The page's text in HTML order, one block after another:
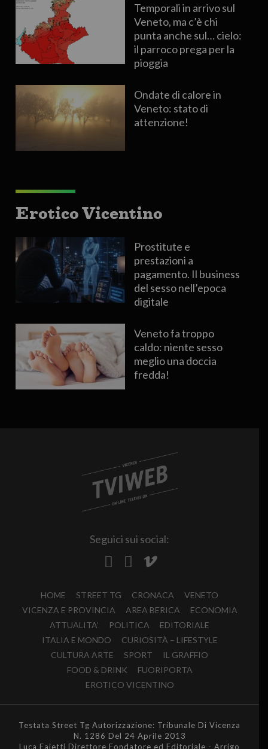
Temporali in arrivo sul
Veneto, ma c’è chi
punta anche sul… cielo:
il parroco prega per la
pioggia
Ondate di calore in
Veneto: stato di
attenzione!
Erotico Vicentino
Prostitute e
prestazioni a
pagamento. Il business
del sesso nell’epoca
digitale
Veneto fa troppo
caldo: niente sesso
meglio una doccia
fredda!
Seguici sui social:
HOME STREET TG CRONACA
VENETO
VICENZA E PROVINCIA
AREA BERICA
ECONOMIA
ATTUALITA’
POLITICA
EDITORIALE
ITALIA E MONDO
CURIOSITÀ – LIFESTYLE
CULTURA ARTE
SPORT
IL GRAFFIO
FOOD & DRINK
FUORIPORTA
EROTICO VICENTINO
Testata Street Tg Autorizzazione: Tribunale Di Vicenza
N. 1286 Del 24 Aprile 2013
Luca Faietti Direttore Fondatore ed Editoriale - Arrigo